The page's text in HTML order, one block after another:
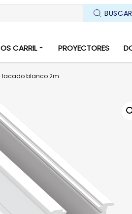
BUSCAR
CARRIL PROYECTORES
lacado blanco 2m